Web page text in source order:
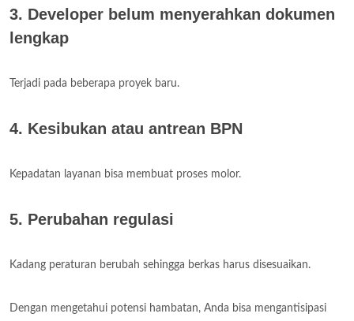
3. Developer belum menyerahkan dokumen
lengkap
Terjadi pada beberapa proyek baru.
4. Kesibukan atau antrean BPN
Kepadatan layanan bisa membuat proses molor.
5. Perubahan regulasi
Kadang peraturan berubah sehingga berkas harus disesuaikan.
Dengan mengetahui potensi hambatan, Anda bisa mengantisipasi